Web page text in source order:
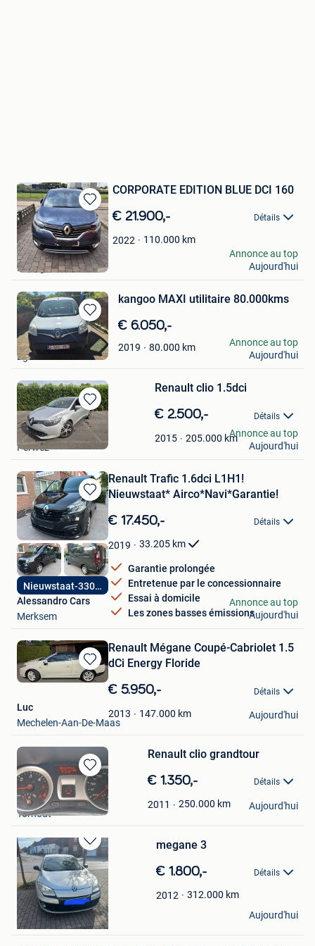
Sauvegarder
dans
Mes
Favoris
CORPORATE EDITION BLUE DCI 160
€ 21.900,- Détails
2022 110.000 km
Tamer
Beringen
Annonce au top
Aujourd'hui
Sauvegarder
dans
Mes
Favoris
kangoo MAXI utilitaire 80.000kms
€ 6.050,-
2019 80.000 km
Tofdecamp
Eghezee
Annonce au top
Aujourd'hui
Sauvegarder
dans
Favoris
Renault clio 1.5dci
€ 2.500,- Détails
2015 205.000 km
DD
Perwez
Annonce au top
Aujourd'hui
Sauvegarder
dans
Mes
Favoris
Nieuwstaat-33000km
Renault Trafic 1.6dci L1H1!
Nieuwstaat* Airco*Navi*Garantie!
€ 17.450,- Détails
2019 33.205 km
Garantie prolongée
Entretenue par le concessionnaire
Essai à domicile
Les zones basses émissions
Alessandro Cars
Merksem
Annonce au top
Aujourd'hui
Sauvegarder
dans
Renault Mégane Coupé-Cabriolet 1.5
dCi Energy Floride
€ 5.950,- Détails
2013 147.000 km
Luc
Mechelen-Aan-De-Maas
Aujourd'hui
Sauvegarder
dans
Mes
Favoris
Renault clio grandtour
€ 1.350,- Détails
2011 250.000 km
Alain
Torhout
Aujourd'hui
Sauvegarder
dans
Mes
Favoris
megane 3
€ 1.800,- Détails
2012 312.000 km
Mélanie Lecuyer
Bernissart
Aujourd'hui